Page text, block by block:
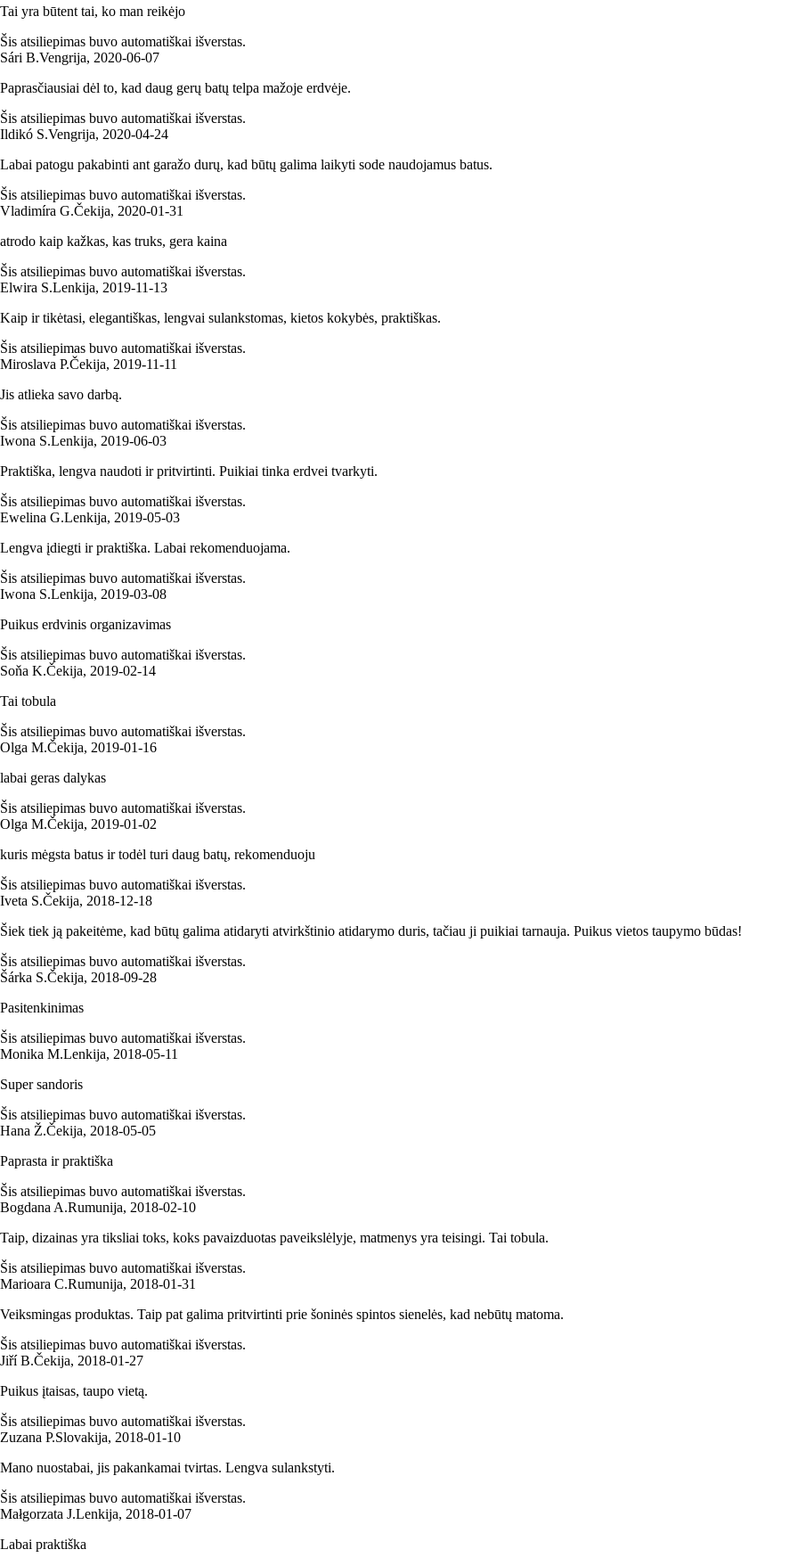
Tai yra būtent tai, ko man reikėjo
Šis atsiliepimas buvo automatiškai išverstas.
Sári B.Vengrija, 2020‑06‑07
Paprasčiausiai dėl to, kad daug gerų batų telpa mažoje erdvėje.
Šis atsiliepimas buvo automatiškai išverstas.
Ildikó S.Vengrija, 2020‑04‑24
Labai patogu pakabinti ant garažo durų, kad būtų galima laikyti sode naudojamus batus.
Šis atsiliepimas buvo automatiškai išverstas.
Vladimíra G.Čekija, 2020‑01‑31
atrodo kaip kažkas, kas truks, gera kaina
Šis atsiliepimas buvo automatiškai išverstas.
Elwira S.Lenkija, 2019‑11‑13
Kaip ir tikėtasi, elegantiškas, lengvai sulankstomas, kietos kokybės, praktiškas.
Šis atsiliepimas buvo automatiškai išverstas.
Miroslava P.Čekija, 2019‑11‑11
Jis atlieka savo darbą.
Šis atsiliepimas buvo automatiškai išverstas.
Iwona S.Lenkija, 2019‑06‑03
Praktiška, lengva naudoti ir pritvirtinti. Puikiai tinka erdvei tvarkyti.
Šis atsiliepimas buvo automatiškai išverstas.
Ewelina G.Lenkija, 2019‑05‑03
Lengva įdiegti ir praktiška. Labai rekomenduojama.
Šis atsiliepimas buvo automatiškai išverstas.
Iwona S.Lenkija, 2019‑03‑08
Puikus erdvinis organizavimas
Šis atsiliepimas buvo automatiškai išverstas.
Soňa K.Čekija, 2019‑02‑14
Tai tobula
Šis atsiliepimas buvo automatiškai išverstas.
Olga M.Čekija, 2019‑01‑16
labai geras dalykas
Šis atsiliepimas buvo automatiškai išverstas.
Olga M.Čekija, 2019‑01‑02
kuris mėgsta batus ir todėl turi daug batų, rekomenduoju
Šis atsiliepimas buvo automatiškai išverstas.
Iveta S.Čekija, 2018‑12‑18
Šiek tiek ją pakeitėme, kad būtų galima atidaryti atvirkštinio atidarymo duris, tačiau ji puikiai tarnauja. Puikus vietos taupymo būdas!
Šis atsiliepimas buvo automatiškai išverstas.
Šárka S.Čekija, 2018‑09‑28
Pasitenkinimas
Šis atsiliepimas buvo automatiškai išverstas.
Monika M.Lenkija, 2018‑05‑11
Super sandoris
Šis atsiliepimas buvo automatiškai išverstas.
Hana Ž.Čekija, 2018‑05‑05
Paprasta ir praktiška
Šis atsiliepimas buvo automatiškai išverstas.
Bogdana A.Rumunija, 2018‑02‑10
Taip, dizainas yra tiksliai toks, koks pavaizduotas paveikslėlyje, matmenys yra teisingi. Tai tobula.
Šis atsiliepimas buvo automatiškai išverstas.
Marioara C.Rumunija, 2018‑01‑31
Veiksmingas produktas. Taip pat galima pritvirtinti prie šoninės spintos sienelės, kad nebūtų matoma.
Šis atsiliepimas buvo automatiškai išverstas.
Jiří B.Čekija, 2018‑01‑27
Puikus įtaisas, taupo vietą.
Šis atsiliepimas buvo automatiškai išverstas.
Zuzana P.Slovakija, 2018‑01‑10
Mano nuostabai, jis pakankamai tvirtas. Lengva sulankstyti.
Šis atsiliepimas buvo automatiškai išverstas.
Małgorzata J.Lenkija, 2018‑01‑07
Labai praktiška